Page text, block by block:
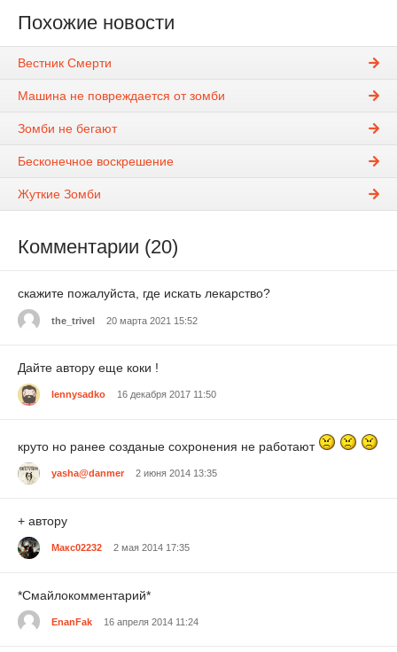
Похожие новости
Вестник Смерти
Машина не повреждается от зомби
Зомби не бегают
Бесконечное воскрешение
Жуткие Зомби
Комментарии (20)
скажите пожалуйста, где искать лекарство?
the_trivel 20 марта 2021 15:52
Дайте автору еще коки !
lennysadko 16 декабря 2017 11:50
круто но ранее созданые сохронения не работают
yasha@danmer 2 июня 2014 13:35
+ автору
Макс02232 2 мая 2014 17:35
*Смайлокомментарий*
EnanFak 16 апреля 2014 11:24